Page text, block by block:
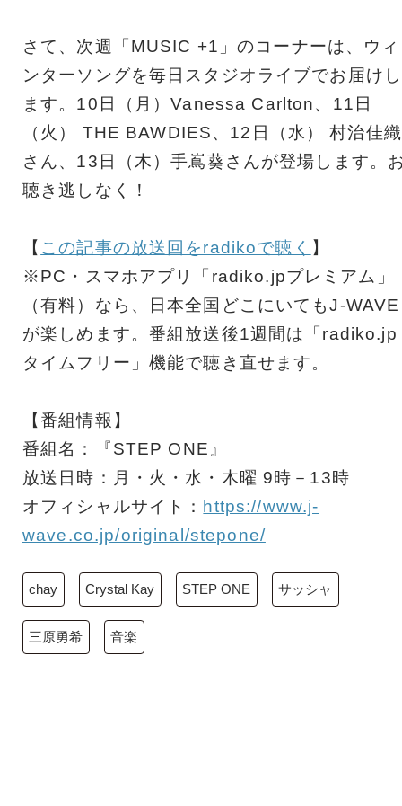
さて、次週「MUSIC +1」のコーナーは、ウィ
ンターソングを毎日スタジオライブでお届けし
ます。10日（月）Vanessa Carlton、11日
（火） THE BAWDIES、12日（水） 村治佳織
さん、13日（木）手嶌葵さんが登場します。
聴き逃しなく！
【 この記事の放送回をradikoで聴く 】
※PC・スマホアプリ「radiko.jpプレミアム」
（有料）なら、日本全国どこにいてもJ-WAVE
が楽しめます。番組放送後1週間は「radiko.jp
タイムフリー」機能で聴き直せます。
【番組情報】
番組名：『STEP ONE』
放送日時：月・火・水・木曜 9時－13時
オフィシャルサイト： https://www.j-
wave.co.jp/original/stepone/
chay Crystal Kay STEP ONE サッシャ
三原勇希 音楽